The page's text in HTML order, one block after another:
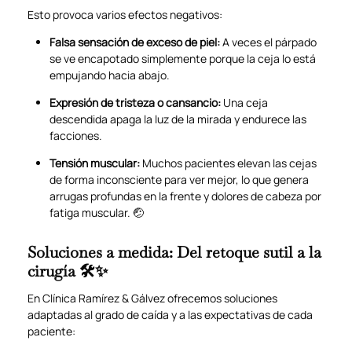
Esto provoca varios efectos negativos:
Falsa sensación de exceso de piel:A veces el párpado
se ve encapotado simplemente porque la ceja lo está
empujando hacia abajo.
Expresión de tristeza o cansancio: Una ceja
descendida apaga la luz de la mirada y endurece las
facciones.
Tensión muscular: Muchos pacientes elevan las cejas
de forma inconsciente para ver mejor, lo que genera
arrugas profundas en la frente y dolores de cabeza por
fatiga muscular. 🤕
Soluciones a medida: Del retoque sutil a la
cirugía 🛠️✨
En Clínica Ramírez & Gálvez ofrecemos soluciones
adaptadas al grado de caída y a las expectativas de cada
paciente: